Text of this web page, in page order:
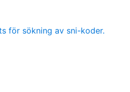
för sökning av sni-koder.